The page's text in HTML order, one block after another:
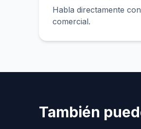
Habla directamente
comercial.
También